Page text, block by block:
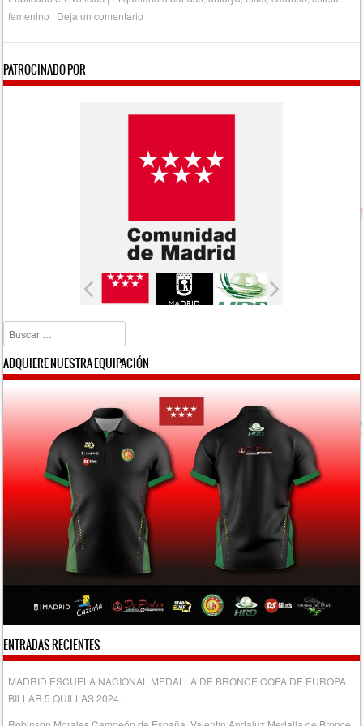
femenino | Deja un comentario
PATROCINADO POR
Buscar
ADQUIERE NUESTRA EQUIPACIÓN
ENTRADAS RECIENTES
MADRID ESCUELA NACIONAL MEDALLA DE BRONCE COPA DE EUROPA
BILLAR 5 QUILLAS 2024.